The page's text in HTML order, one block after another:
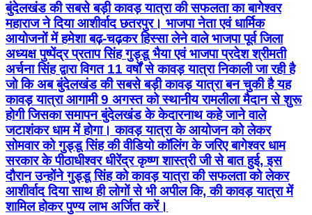
बुंदेलखंड की सबसे बड़ी कावड़ यात्रा की सफलता का बागेश्वर
महाराज ने दिया आशीर्वाद छतरपुर। भाजपा नेता एवं धार्मिक
आयोजनों में हमेशा बढ़-चढ़कर हिस्सा लेने वाले भाजपा पूर्व जिला
अध्यक्ष पुष्पेंद्र प्रताप सिंह गुड्डू भैया एवं भाजपा प्रदेश श्रीमती
अर्चना सिंह द्वारा विगत 11 वर्षों से कावड़ यात्रा निकाली जा रही है
जो कि अब बुंदेलखंड की सबसे बड़ी कावड़ यात्रा बन चुकी है यह
कावड़ यात्रा आगामी 9 अगस्त को स्थानीय रामलीला मैदान से शुरू
होगी जिसका समापन बुंदेलखंड के केदारनाथ कहे जाने वाले
जटाशंकर धाम में होगा। कावड़ यात्रा के आयोजन को लेकर
सोमवार को गुड्डू सिंह की वीडियो कॉलिंग के जरिए बागेश्वर धाम
सरकार के पीठाधीश्वर धीरेंद्र कृष्ण शास्त्री जी से बात हुई, इस
दौरान उन्होंने गुड्डू सिंह को कावड़ यात्रा की सफलता को लेकर
आशीर्वाद दिया साथ ही लोगों से भी अपील कि, की कावड़ यात्रा में
शामिल होकर पुण्य लाभ अर्जित करें।